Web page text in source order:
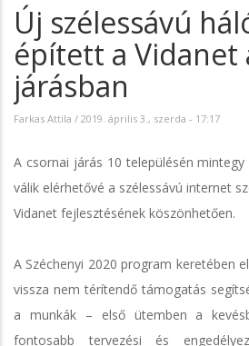
Új szélessávú
épített a Vidanet
járásban
Farkas Attila / 2019. április 3., szerda - 17:17
A csornai járás 10 településén
válik elérhetővé a szélessávú internet
Vidanet fejlesztésének köszönhetően.
A Széchenyi 2020 program keretében
vissza nem térítendő támogatás
a munkák – első ütemben a
fontosabb tervezési és